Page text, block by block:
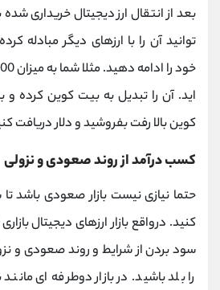
بعد از انتقال ارز دیجیتال خریداری
توانید آن را با ارزهای دیگر مبادله
خود را ادامه دهید. مثلا شما به میزان 100
اید. آن را تبدیل به بیت کوین کرده
کوین بالا رفت بفروشید و دلار دریافت
کسب درآمد از روند صعودی و نزولی
حتما نیازی نیست بازار صعودی باشد
کنید. درواقع بازار ارزهای دیجیتال
سود بردن از شرایط و روند صعودی و
را بلد باشید. در بازار دوطرفه ای مانند